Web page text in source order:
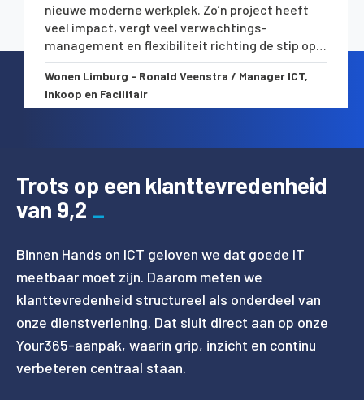
nieuwe moderne werkplek. Zo’n project heeft
veel impact, vergt veel verwachtings-
management en flexibiliteit richting de stip op
de horizon. De weg ernaartoe is niet geplaveid,
maar schaven we samen bij.
Wonen Limburg - Ronald Veenstra / Manager ICT,
Inkoop en Facilitair
Trots op een klanttevredenheid
van 9,2
Binnen Hands on ICT geloven we dat goede IT
meetbaar moet zijn. Daarom meten we
klanttevredenheid structureel als onderdeel van
onze dienstverlening. Dat sluit direct aan op onze
Your365-aanpak, waarin grip, inzicht en continu
verbeteren centraal staan.